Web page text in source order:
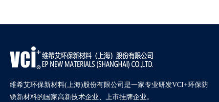
维希艾环保新材料(上海)股份有限公司是一家专业研发VCI+环保防
锈新材料的国家高新技术企业、上市挂牌企业。